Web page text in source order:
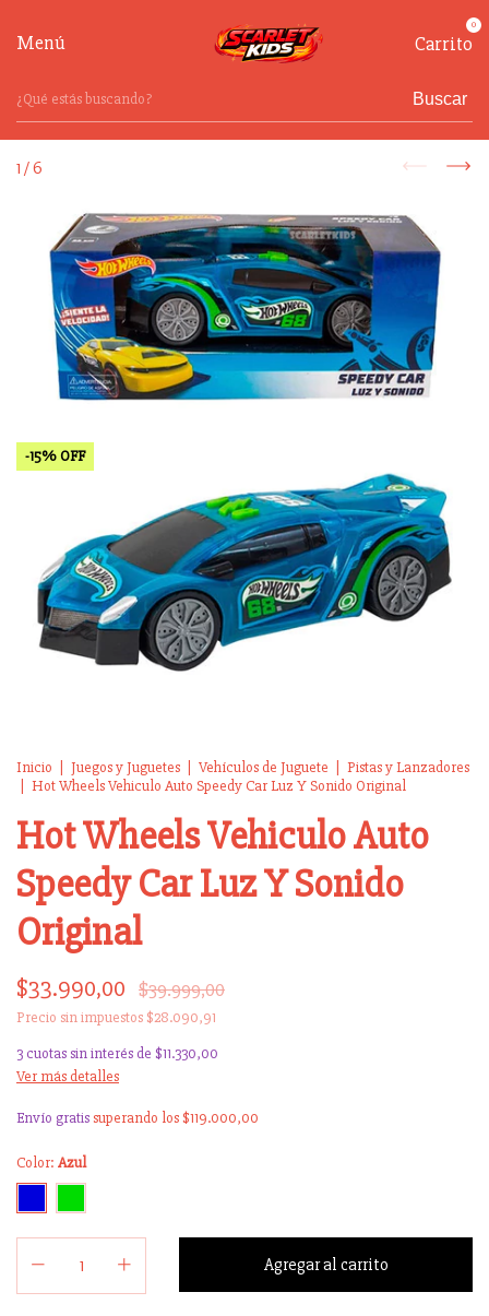
Menú Carrito
0
Buscar
1 /6
-15%OFF
Inicio Juegos y Juguetes Vehículos de Juguete
Pistas y Lanzadores
Hot Wheels Vehiculo Auto Speedy Car Luz Y Sonido Original
Hot Wheels Vehiculo Auto
Speedy Car Luz Y Sonido
Original
$33.990,00 $39.999,00
Precio sin impuestos $28.090,91
3 cuotas sin interés de $11.330,00
Ver más detalles
Envío gratissuperando los$119.000,00
Color: Azul